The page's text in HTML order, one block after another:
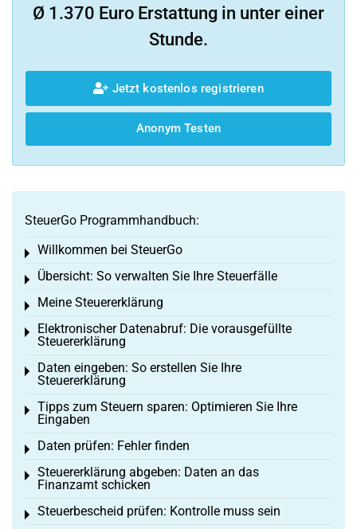
Ø 1.370 Euro Erstattung in unter einer
Stunde.
Jetzt kostenlos registrieren
Anonym Testen
SteuerGo Programmhandbuch:
Willkommen bei SteuerGo
Toggle menu
Übersicht: So verwalten Sie Ihre Steuerfälle
Toggle menu
Meine Steuererklärung
Toggle menu
Elektronischer Datenabruf: Die vorausgefüllte
Steuererklärung
Toggle menu
Daten eingeben: So erstellen Sie Ihre
Steuererklärung
Toggle menu
Tipps zum Steuern sparen: Optimieren Sie Ihre
Eingaben
Toggle menu
Daten prüfen: Fehler finden
Toggle menu
Steuererklärung abgeben: Daten an das
Finanzamt schicken
Toggle menu
Steuerbescheid prüfen: Kontrolle muss sein
Toggle menu